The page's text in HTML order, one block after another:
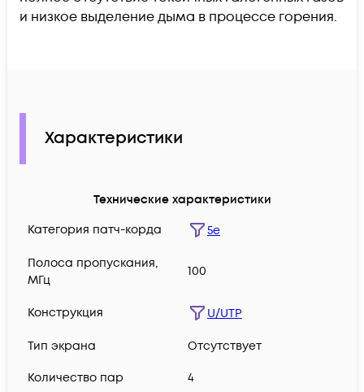
и низкое выделение дыма в процессе горения.
Характеристики
Технические характеристики
Категория патч-корда
5e
Полоса пропускания,
МГц
100
Конструкция U/UTP
Тип экрана Отсутствует
Количество пар 4